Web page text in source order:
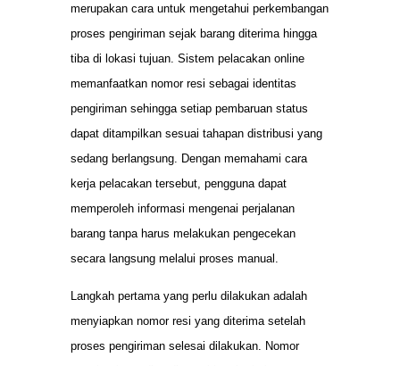
merupakan cara untuk mengetahui perkembangan
proses pengiriman sejak barang diterima hingga
tiba di lokasi tujuan. Sistem pelacakan online
memanfaatkan nomor resi sebagai identitas
pengiriman sehingga setiap pembaruan status
dapat ditampilkan sesuai tahapan distribusi yang
sedang berlangsung. Dengan memahami cara
kerja pelacakan tersebut, pengguna dapat
memperoleh informasi mengenai perjalanan
barang tanpa harus melakukan pengecekan
secara langsung melalui proses manual.
Langkah pertama yang perlu dilakukan adalah
menyiapkan nomor resi yang diterima setelah
proses pengiriman selesai dilakukan. Nomor